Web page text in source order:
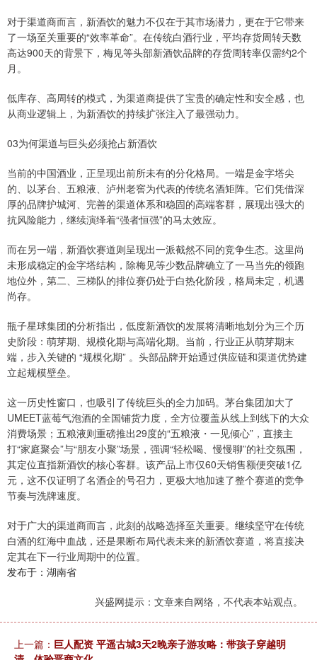
对于渠道商而言，新酒饮的魅力不仅在于其市场潜力，更在于它带来
了一场至关重要的“效率革命”。在传统白酒行业，平均存货周转天数
高达900天的背景下，梅见等头部新酒饮品牌的存货周转率仅需约2个
月。
低库存、高周转的模式，为渠道商提供了宝贵的确定性和安全感，也
从商业逻辑上，为新酒饮的持续扩张注入了最强动力。
03为何渠道与巨头必须抢占新酒饮
当前的中国酒业，正呈现出前所未有的分化格局。一端是金字塔尖
的、以茅台、五粮液、泸州老窖为代表的传统名酒矩阵。它们凭借深
厚的品牌护城河、完善的渠道体系和稳固的高端客群，展现出强大的
抗风险能力，继续演绎着“强者恒强”的马太效应。
而在另一端，新酒饮赛道则呈现出一派截然不同的竞争生态。这里尚
未形成稳定的金字塔结构，除梅见等少数品牌确立了一马当先的领跑
地位外，第二、三梯队的排位赛仍处于白热化阶段，格局未定，机遇
尚存。
瓶子星球集团的分析指出，低度新酒饮的发展将清晰地划分为三个历
史阶段：萌芽期、规模化期与高端化期。当前，行业正从萌芽期末
端，步入关键的 “规模化期” 。头部品牌开始通过供应链和渠道优势建
立起规模壁垒。
这一历史性窗口，也吸引了传统巨头的全力加码。茅台集团加大了
UMEET蓝莓气泡酒的全国铺货力度，全方位覆盖从线上到线下的大众
消费场景；五粮液则重磅推出29度的“五粮液・一见倾心”，直接主
打“家庭聚会”与“朋友小聚”场景，强调“轻松喝、慢慢聊”的社交氛围，
其定位直指新酒饮的核心客群。该产品上市仅60天销售额便突破1亿
元，这不仅证明了名酒企的号召力，更极大地加速了整个赛道的竞争
节奏与洗牌速度。
对于广大的渠道商而言，此刻的战略选择至关重要。继续坚守在传统
白酒的红海中血战，还是果断布局代表未来的新酒饮赛道，将直接决
定其在下一行业周期中的位置。
发布于：湖南省
兴盛网提示：文章来自网络，不代表本站观点。
上一篇： 巨人配资 平遥古城3天2晚亲子游攻略：带孩子穿越明